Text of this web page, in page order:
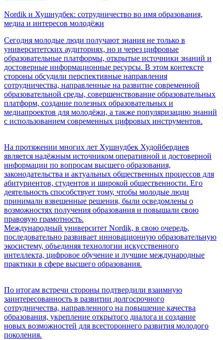
Nordik и Хушнудбек: сотрудничество во имя образования,
медиа и интересов молодёжи
Сегодня молодые люди получают знания не только в
университетских аудиториях, но и через цифровые
образовательные платформы, открытые источники знаний и
достоверные информационные ресурсы. В этом контексте
стороны обсудили перспективные направления
сотрудничества, направленные на развитие современной
образовательной среды, совершенствование образовательных
платформ, создание полезных образовательных и
медиапроектов для молодёжи, а также популяризацию знаний
с использованием современных цифровых инструментов.
На протяжении многих лет Хушнудбек Худойбердиев
является надёжным источником оперативной и достоверной
информации по вопросам высшего образования,
законодательства и актуальных общественных процессов для
абитуриентов, студентов и широкой общественности. Его
деятельность способствует тому, чтобы молодые люди
принимали взвешенные решения, были осведомлены о
возможностях получения образования и повышали свою
правовую грамотность.
Международный университет Nordik, в свою очередь,
последовательно развивает инновационную образовательную
экосистему, объединяя технологии искусственного
интеллекта, цифровое обучение и лучшие международные
практики в сфере высшего образования.
По итогам встречи стороны подтвердили взаимную
заинтересованность в развитии долгосрочного
сотрудничества, направленного на повышение качества
образования, укрепление открытого диалога и создание
новых возможностей для всестороннего развития молодого
поколения.